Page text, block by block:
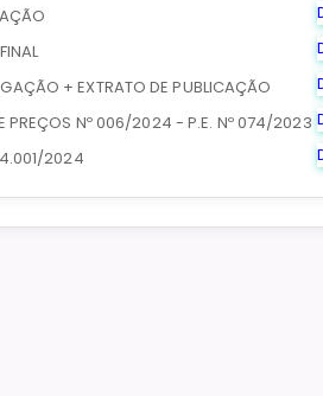
+ EXTRATO DE PUBLICAÇÃO
PREÇOS Nº 006/2024 - P.E. Nº 074/2023
2024